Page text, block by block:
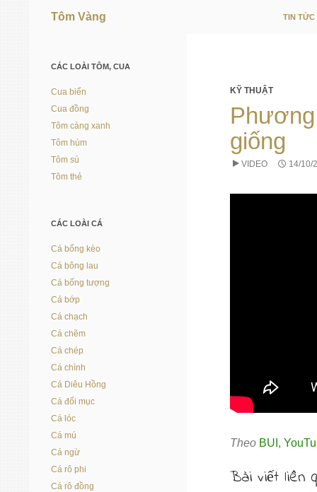
Tôm Vàng
TIN TỨC
KỸ THUẬT
giống
VIDEO 14/10/
Theo BUI ,
Bài viết liên
CÁC LOÀI TÔM, CUA
Cua biển
Cua đồng
Tôm càng xanh
Tôm hùm
Tôm sú
Tôm thẻ
CÁC LOÀI CÁ
Cá bống kèo
Cá bông lau
Cá bống tượng
Cá bớp
Cá chạch
Cá chẽm
Cá chép
Cá chình
Cá Diêu Hồng
Cá đối mục
Cá lóc
Cá mú
Cá ngừ
Cá rô phi
Cá rô đồng